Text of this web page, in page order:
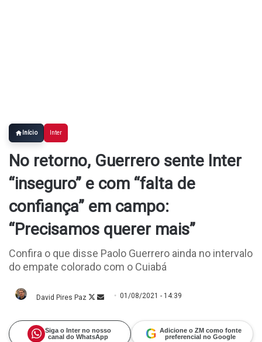
Início Inter
No retorno, Guerrero sente Inter
“inseguro” e com “falta de
confiança” em campo:
“Precisamos querer mais”
Confira o que disse Paolo Guerrero ainda no intervalo
do empate colorado com o Cuiabá
David Pires Paz FollowMande
01/08/2021 - 14:39
Siga o Inter no nosso
canal do WhatsApp
G Adicione o ZM como fonte
preferencial no Google